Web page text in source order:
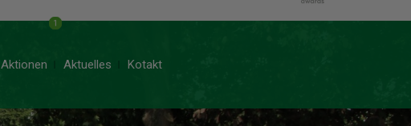
Aktionen
1
Aktuelles Kotakt